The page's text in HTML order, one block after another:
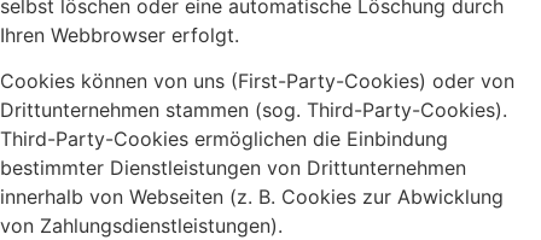
selbst löschen oder eine automatische Löschung durch
Ihren Webbrowser erfolgt.
Cookies können von uns (First-Party-Cookies) oder von
Drittunternehmen stammen (sog. Third-Party-Cookies).
Third-Party-Cookies ermöglichen die Einbindung
bestimmter Dienstleistungen von Drittunternehmen
innerhalb von Webseiten (z. B. Cookies zur Abwicklung
von Zahlungsdienstleistungen).